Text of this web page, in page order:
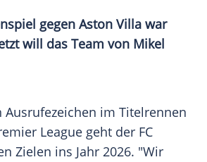
gegen Aston Villa war
will das Team von Mikel
Ausrufezeichen im Titelrennen
League geht der FC
Zielen ins Jahr 2026. "Wir